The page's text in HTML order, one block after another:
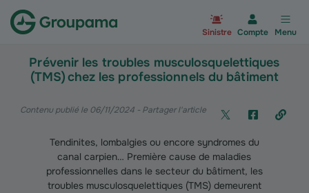
Sinistre Compte Menu
Prévenir les troubles musculosquelettiques
(TMS) chez les professionnels du bâtiment
Contenu publié le 06/11/2024 - Partager l'article
Tendinites, lombalgies ou encore syndromes du
canal carpien… Première cause de maladies
professionnelles dans le secteur du bâtiment, les
troubles musculosquelettiques (TMS) demeurent